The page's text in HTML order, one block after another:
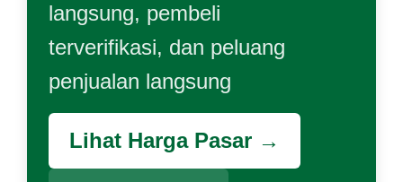
langsung, pembeli
terverifikasi, dan peluang
penjualan langsung
Lihat Harga Pasar →